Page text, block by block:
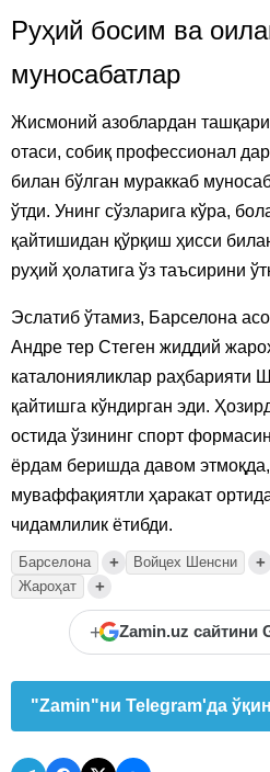
Руҳий босим ва
муносабатлар
Жисмоний азоблардан
отаси, собиқ профессионал
билан бўлган мураккаб
ўтди. Унинг сўзларига кўра,
қайтишидан қўрқиш ҳисси
руҳий ҳолатига ўз таъсирини
Эслатиб ўтамиз, Барселона
Андре тер Стеген жиддий
каталонияликлар раҳбарияти
қайтишга кўндирган эди.
остида ўзининг спорт
ёрдам беришда давом
муваффақиятли ҳаракат
чидамлилик ётибди.
Барселона + Войцех Шенсни +
Жароҳат +
+ Zamin.uz сайтини
"Zamin"ни Telegram'да